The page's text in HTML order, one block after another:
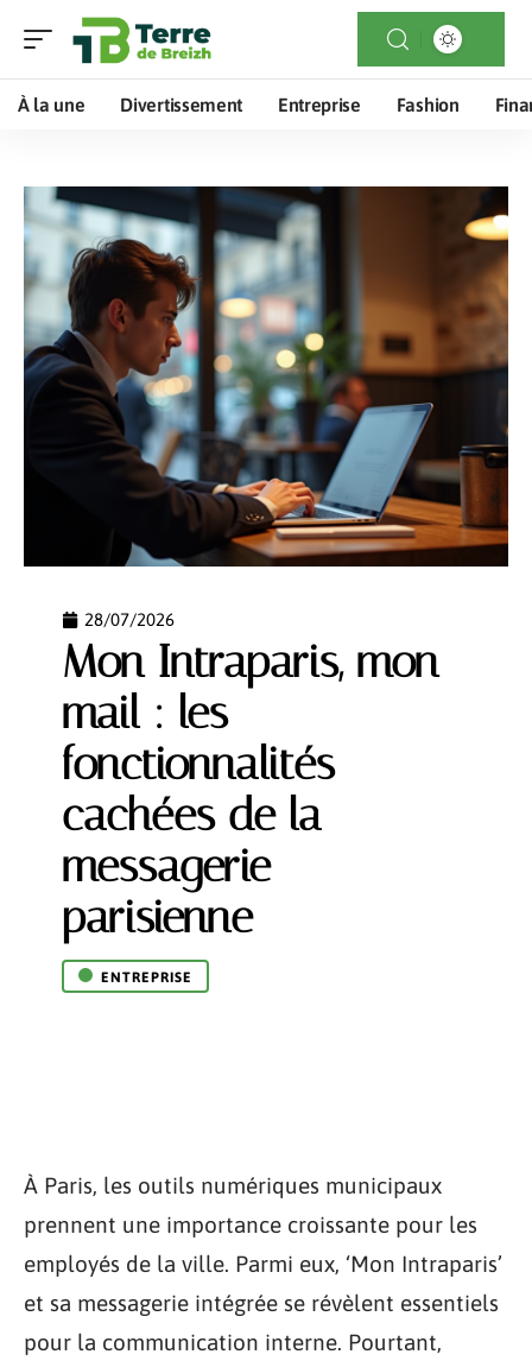
À la une Divertissement Entreprise Fashion
28/07/2026
Mon Intraparis, mon
mail : les
fonctionnalités
cachées de la
messagerie
parisienne
ENTREPRISE
À Paris, les outils numériques municipaux
prennent une importance croissante pour les
employés de la ville. Parmi eux, ‘Mon Intraparis’
et sa messagerie intégrée se révèlent essentiels
pour la communication interne. Pourtant,